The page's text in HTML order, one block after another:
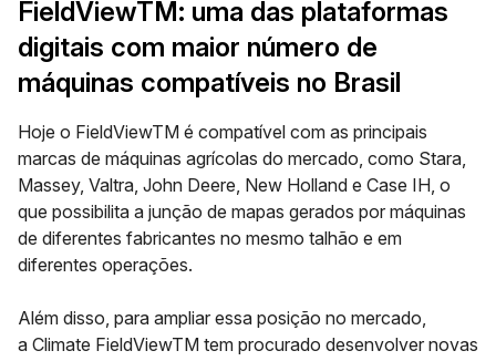
FieldViewTM: uma das plataformas
digitais com maior número de
máquinas compatíveis no Brasil
Hoje o FieldViewTM é compatível com as principais
marcas de máquinas agrícolas do mercado, como Stara,
Massey, Valtra, John Deere, New Holland e Case IH, o
que possibilita a junção de mapas gerados por máquinas
de diferentes fabricantes no mesmo talhão e em
diferentes operações.
Além disso, para ampliar essa posição no mercado,
a Climate FieldViewTM tem procurado desenvolver novas